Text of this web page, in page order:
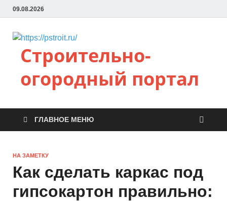
09.08.2026
Строительно-
огородный портал
ГЛАВНОЕ МЕНЮ
НА ЗАМЕТКУ
Как сделать каркас под
гипсокартон правильно: